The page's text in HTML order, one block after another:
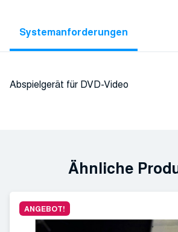
Systemanforderungen
Abspielgerät für DVD-Video
Ähnliche
ANGEBOT!